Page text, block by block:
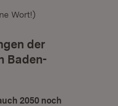
Wort!)
der
Baden-
2050 noch